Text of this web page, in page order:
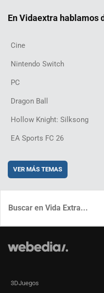
En Vidaextra hablamos
Cine
Nintendo Switch
PC
Dragon Ball
Hollow Knight: Silksong
EA Sports FC 26
VER MÁS TEMAS
3DJuegos